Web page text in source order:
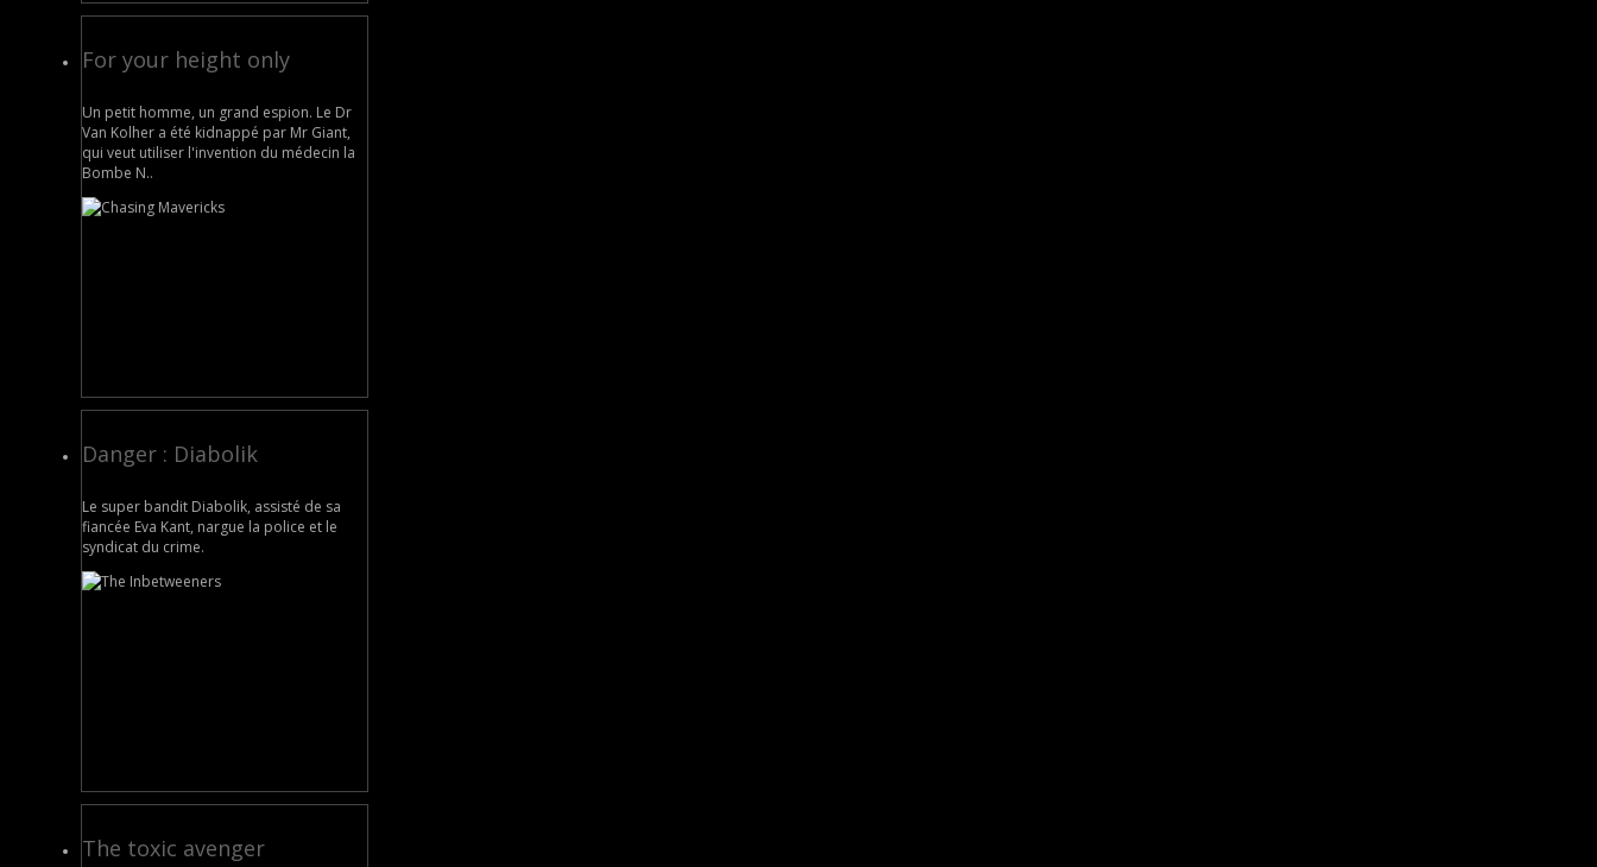
For your height only
Un petit homme, un grand espion. Le Dr
Van Kolher a été kidnappé par Mr Giant,
qui veut utiliser l'invention du médecin la
Bombe N..
Danger : Diabolik
Le super bandit Diabolik, assisté de sa
fiancée Eva Kant, nargue la police et le
syndicat du crime.
The toxic avenger